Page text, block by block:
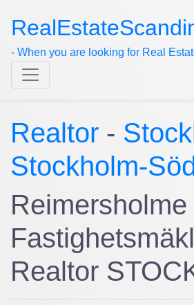
- When you are looking for Real
Realtor -
Stockholm-
Reimersholme
Realtor